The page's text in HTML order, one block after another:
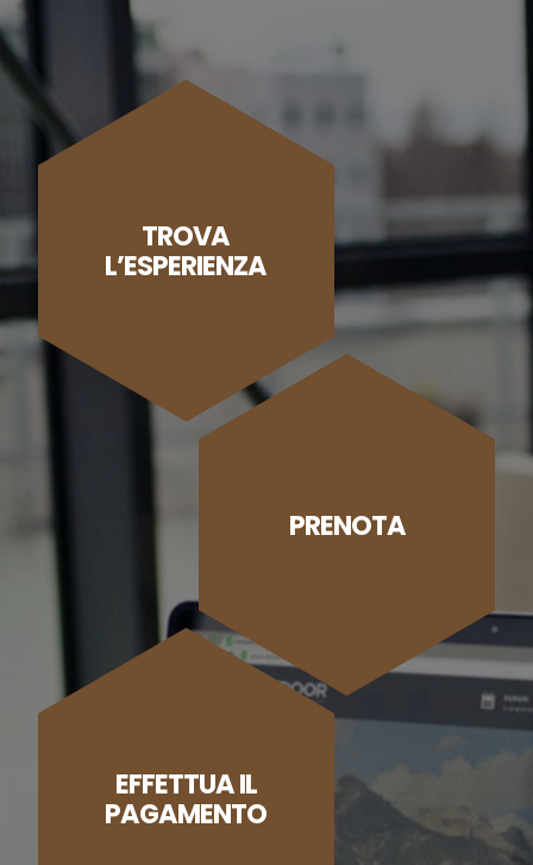
TROVA
L’ESPERIENZA
PRENOTA
EFFETTUA IL
PAGAMENTO